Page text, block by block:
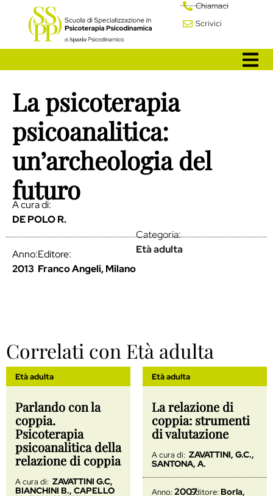
Chiamaci
Scrivici
La psicoterapia
psicoanalitica:
un’archeologia del
futuro
A cura di:
DE POLO R.
Anno:
2013
Editore:
Franco Angeli, Milano
Categoria:
Età adulta
Correlati con Età adulta
Età adulta
Parlando con la
coppia.
Psicoterapia
psicoanalitica della
relazione di coppia
A cura di: ZAVATTINI G.C,
BIANCHINI B., CAPELLO
Età adulta
La relazione di
coppia: strumenti
di valutazione
A cura di: ZAVATTINI, G.C.,
SANTONA, A.
Anno:2007Editore:Borla,